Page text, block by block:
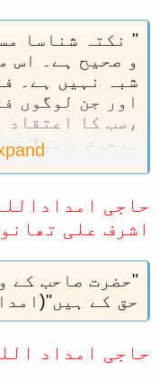
" نکتہ شناسا
و صحيح ہے۔ اس
شبہ نہيں ہے۔
اور جن لوگوں
،سب کا اعتقاد
مرحوم و
يعقوب،
کليات امداديہ ص
حاجی
اشرف علی
"حضرت صاحب کے
حق کے ہيں"(امداد
حاجی امداد